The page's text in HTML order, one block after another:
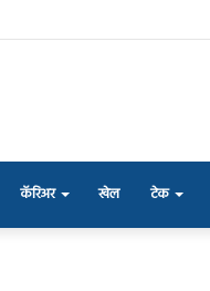
कॅरिअर खेल टेक